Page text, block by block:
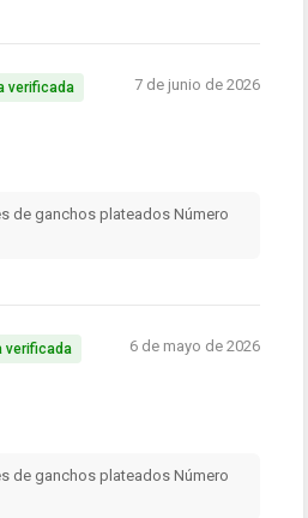
verificada 7 de junio de 2026
de ganchos plateados Número
verificada 6 de mayo de 2026
de ganchos plateados Número